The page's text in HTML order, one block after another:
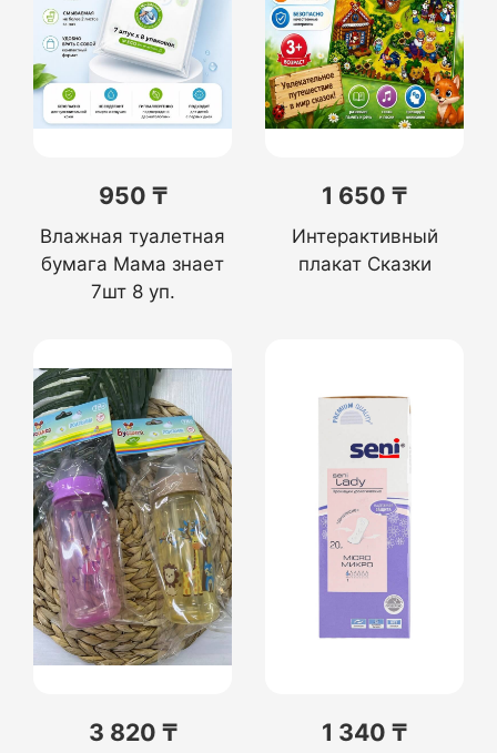
950 ₸
Влажная туалетная
бумага Мама знает
7шт 8 уп.
1 650 ₸
Интерактивный
плакат Сказки
3 820 ₸ 1 340 ₸